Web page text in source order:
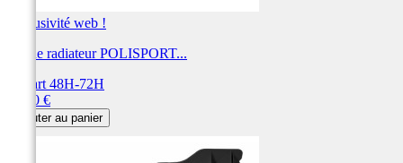
Exclusivité web !
Cache radiateur POLISPORT...
Départ 48H-72H
31,00 €
Ajouter au panier